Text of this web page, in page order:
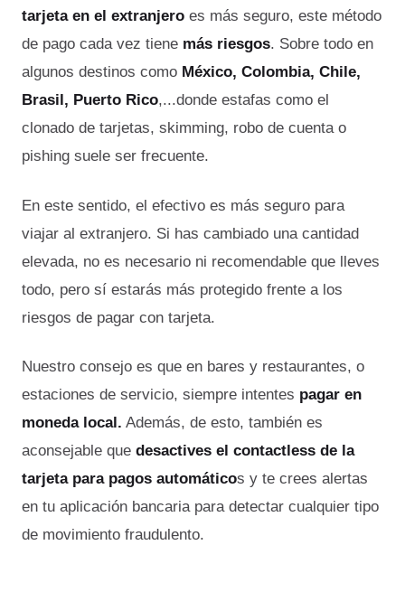
tarjeta en el extranjero es más seguro, este método
de pago cada vez tiene más riesgos. Sobre todo en
algunos destinos como México, Colombia, Chile,
Brasil, Puerto Rico,...donde estafas como el
clonado de tarjetas, skimming, robo de cuenta o
pishing suele ser frecuente.
En este sentido, el efectivo es más seguro para
viajar al extranjero. Si has cambiado una cantidad
elevada, no es necesario ni recomendable que lleves
todo, pero sí estarás más protegido frente a los
riesgos de pagar con tarjeta.
Nuestro consejo es que en bares y restaurantes, o
estaciones de servicio, siempre intentes pagar en
moneda local. Además, de esto, también es
aconsejable que desactives el contactless de la
tarjeta para pagos automáticos y te crees alertas
en tu aplicación bancaria para detectar cualquier tipo
de movimiento fraudulento.